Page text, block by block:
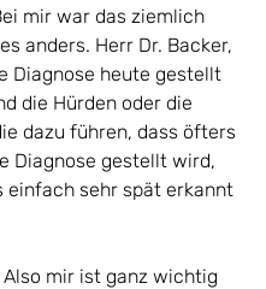
mir war das ziemlich
anders. Herr Dr. Backer,
Diagnose heute gestellt
die Hürden oder die
dazu führen, dass öfters
Diagnose gestellt wird,
einfach sehr spät erkannt
Also mir ist ganz wichtig